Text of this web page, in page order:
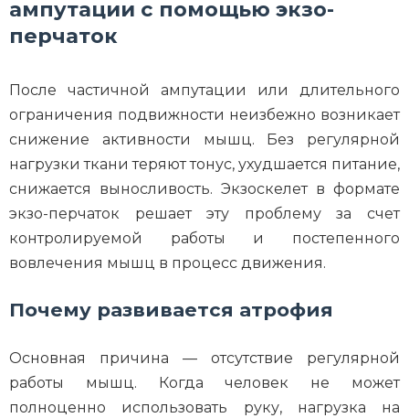
ампутации с помощью экзо-
перчаток
После частичной ампутации или длительного
ограничения подвижности неизбежно возникает
снижение активности мышц. Без регулярной
нагрузки ткани теряют тонус, ухудшается питание,
снижается выносливость. Экзоскелет в формате
экзо-перчаток решает эту проблему за счет
контролируемой работы и постепенного
вовлечения мышц в процесс движения.
Почему развивается атрофия
Основная причина — отсутствие регулярной
работы мышц. Когда человек не может
полноценно использовать руку, нагрузка на